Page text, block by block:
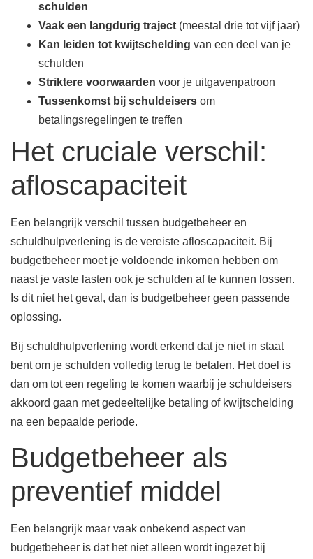
schulden
Vaak een langdurig traject (meestal drie tot vijf jaar)
Kan leiden tot kwijtschelding van een deel van je
schulden
Striktere voorwaarden voor je uitgavenpatroon
Tussenkomst bij schuldeisers om
betalingsregelingen te treffen
Het cruciale verschil:
afloscapaciteit
Een belangrijk verschil tussen budgetbeheer en
schuldhulpverlening is de vereiste afloscapaciteit. Bij
budgetbeheer moet je voldoende inkomen hebben om
naast je vaste lasten ook je schulden af te kunnen lossen.
Is dit niet het geval, dan is budgetbeheer geen passende
oplossing.
Bij schuldhulpverlening wordt erkend dat je niet in staat
bent om je schulden volledig terug te betalen. Het doel is
dan om tot een regeling te komen waarbij je schuldeisers
akkoord gaan met gedeeltelijke betaling of kwijtschelding
na een bepaalde periode.
Budgetbeheer als
preventief middel
Een belangrijk maar vaak onbekend aspect van
budgetbeheer is dat het niet alleen wordt ingezet bij